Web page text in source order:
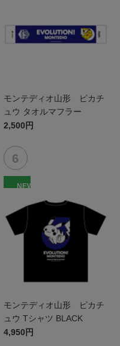
モンテディオ山形 ピカチ
ュウ タオルマフラー
2,500円
NEW
モンテディオ山形 ピカチ
ュウ Tシャツ BLACK
4,950円